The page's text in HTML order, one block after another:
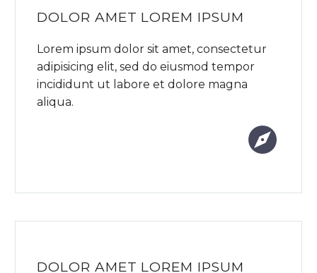
DOLOR AMET LOREM IPSUM
Lorem ipsum dolor sit amet, consectetur
adipisicing elit, sed do eiusmod tempor
incididunt ut labore et dolore magna
aliqua.


DOLOR AMET LOREM IPSUM